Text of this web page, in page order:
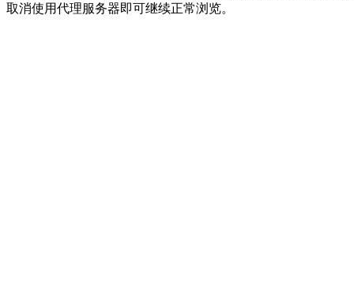
取消使用代理服务器即可继续正常浏览。